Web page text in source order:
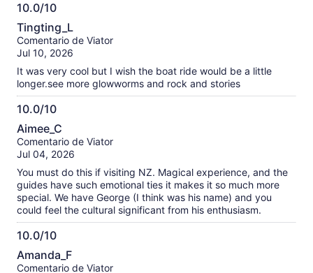
10.0/10
10.0
de
10
Tingting_L
Comentario de Viator
Jul 10, 2026
It was very cool but I wish the boat ride would be a little
longer.see more glowworms and rock and stories
10.0/10
10.0
de
10
Aimee_C
Comentario de Viator
Jul 04, 2026
You must do this if visiting NZ. Magical experience, and the
guides have such emotional ties it makes it so much more
special. We have George (I think was his name) and you
could feel the cultural significant from his enthusiasm.
10.0/10
10.0
de
Amanda_F
Comentario de Viator